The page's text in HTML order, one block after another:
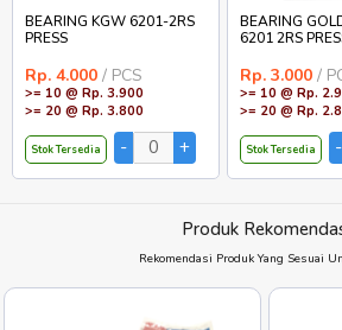
BEARING KGW 6201-2RS
PRESS
Rp. 4.000 / PCS
>= 10 @ Rp. 3.900
>= 20 @ Rp. 3.800
Stok Tersedia
BEARING
6201 2RS
Rp. 3.000 /
>= 10 @ Rp.
>= 20 @ Rp.
Stok Tersedia
Produk
Rekomendasi Produk Yang Sesuai